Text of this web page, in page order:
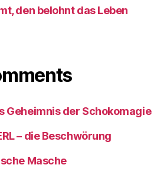
den belohnt das Leben
Geheimnis der Schokomagie
– die Beschwörung
Masche